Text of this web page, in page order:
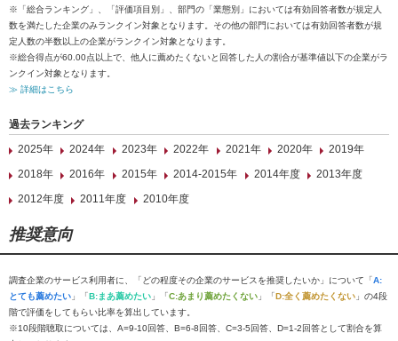
※「総合ランキング」、「評価項目別」、部門の「業態別」においては有効回答者数が規定人
数を満たした企業のみランクイン対象となります。その他の部門においては有効回答者数が規
定人数の半数以上の企業がランクイン対象となります。
※総合得点が60.00点以上で、他人に薦めたくないと回答した人の割合が基準値以下の企業がラ
ンクイン対象となります。
≫ 詳細はこちら
過去ランキング
2025年
2024年 2023年 2022年 2021年 2020年
2019年
2018年
2016年 2015年 2014-2015年 2014年度
2013年度
2012年度
2011年度 2010年度
推奨意向
調査企業のサービス利用者に、「どの程度その企業のサービスを推奨したいか」について「A:
とても薦めたい 」「B:まあ薦めたい 」「C:あまり薦めたくない 」「D:全く薦めたくない 」の4段
階で評価をしてもらい比率を算出しています。
※10段階聴取については、A=9-10回答、B=6-8回答、C=3-5回答、D=1-2回答として割合を算